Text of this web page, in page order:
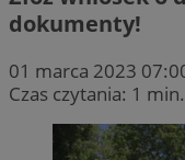
dokumenty!
01 marca 2023
Czas czytania: 1 min.